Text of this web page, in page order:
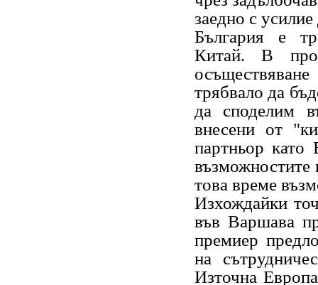
заедно с
България е
Китай. В
трябвало да
да споделим
внесени от
партньор като
това време
Изхождайки
във Варшава
премиер
на
Източна